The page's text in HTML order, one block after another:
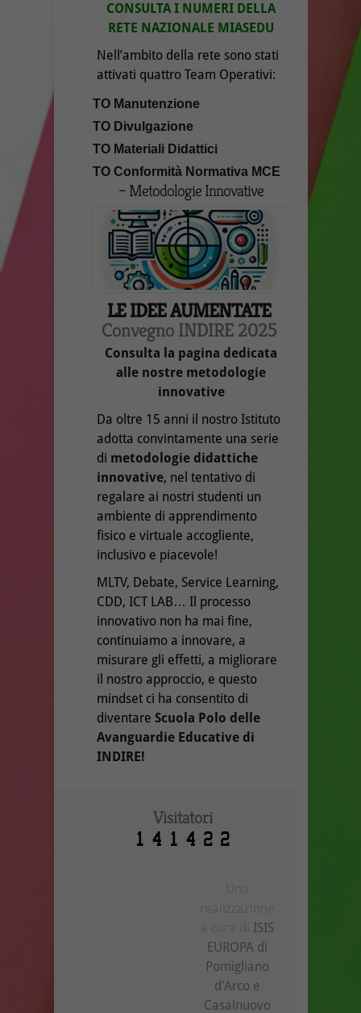
CONSULTA I NUMERI DELLA
RETE NAZIONALE MIASEDU
Nell’ambito della rete sono stati
attivati quattro Team Operativi:
TO Manutenzione
TO Divulgazione
TO Materiali Didattici
TO Conformità Normativa MCE
– Metodologie Innovative
LE IDEE AUMENTATE
Convegno INDIRE 2025
Consulta la pagina dedicata
alle nostre metodologie
innovative
Da oltre 15 anni il nostro Istituto
adotta convintamente una serie
di metodologie didattiche
innovative, nel tentativo di
regalare ai nostri studenti un
ambiente di apprendimento
fisico e virtuale accogliente,
inclusivo e piacevole!
MLTV, Debate, Service Learning,
CDD, ICT LAB… Il processo
innovativo non ha mai fine,
continuiamo a innovare, a
misurare gli effetti, a migliorare
il nostro approccio, e questo
mindset ci ha consentito di
diventare Scuola Polo delle
Avanguardie Educative di
INDIRE!
Visitatori
ISIS
EUROPA di
Pomigliano
d'Arco e
Casalnuovo